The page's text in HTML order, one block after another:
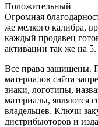
Положительный
Огромная
же мелкого калибра,
каждый продавец
активации так же на 5.
Все права защищены.
материалов сайта
знаки, логотипы,
материалы, являются
владельцев. Ключи
дистрибьюторов и